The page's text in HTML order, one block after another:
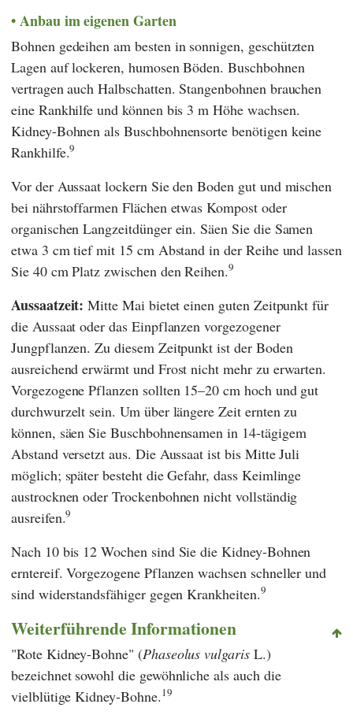
Anbau im eigenen Garten
Bohnen gedeihen am besten in sonnigen, geschützten
Lagen auf lockeren, humosen Böden. Buschbohnen
vertragen auch Halbschatten. Stangenbohnen brauchen
eine Rankhilfe und können bis 3 m Höhe wachsen.
Kidney-Bohnen als Buschbohnensorte benötigen keine
Rankhilfe.9
Vor der Aussaat lockern Sie den Boden gut und mischen
bei nährstoffarmen Flächen etwas Kompost oder
organischen Langzeitdünger ein. Säen Sie die Samen
etwa 3 cm tief mit 15 cm Abstand in der Reihe und lassen
Sie 40 cm Platz zwischen den Reihen.9
Aussaatzeit: Mitte Mai bietet einen guten Zeitpunkt für
die Aussaat oder das Einpflanzen vorgezogener
Jungpflanzen. Zu diesem Zeitpunkt ist der Boden
ausreichend erwärmt und Frost nicht mehr zu erwarten.
Vorgezogene Pflanzen sollten 15–20 cm hoch und gut
durchwurzelt sein. Um über längere Zeit ernten zu
können, säen Sie Buschbohnensamen in 14-tägigem
Abstand versetzt aus. Die Aussaat ist bis Mitte Juli
möglich; später besteht die Gefahr, dass Keimlinge
austrocknen oder Trockenbohnen nicht vollständig
ausreifen.9
Nach 10 bis 12 Wochen sind Sie die Kidney-Bohnen
erntereif. Vorgezogene Pflanzen wachsen schneller und
sind widerstandsfähiger gegen Krankheiten.9
Weiterführende Informationen
"Rote Kidney-Bohne" (Phaseolus vulgarisL.)
bezeichnet sowohl die gewöhnliche als auch die
vielblütige Kidney-Bohne.19